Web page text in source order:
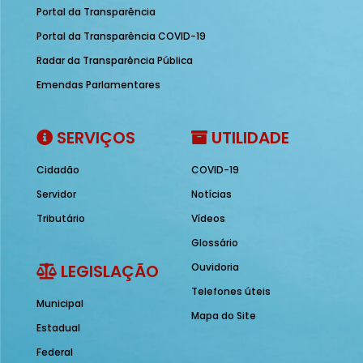
Portal da Transparência
Portal da Transparência COVID-19
Radar da Transparência Pública
Emendas Parlamentares
SERVIÇOS
Cidadão
Servidor
Tributário
LEGISLAÇÃO
Municipal
Estadual
Federal
UTILIDADE
COVID-19
Notícias
Vídeos
Glossário
Ouvidoria
Telefones úteis
Mapa do Site